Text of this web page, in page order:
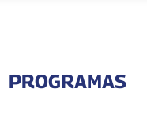
PROGRAMAS